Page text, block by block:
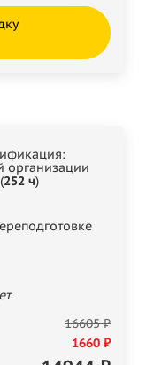
организации
252 ч)
16605 ₽
1660 ₽